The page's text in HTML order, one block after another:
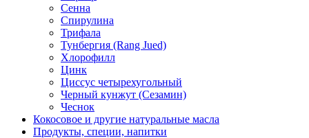
Сенна
Спирулина
Трифала
Тунбергия (Rang Jued)
Хлорофилл
Цинк
Циссус четырехугольный
Черный кунжут (Сезамин)
Чеснок
Кокосовое и другие натуральные масла
Продукты, специи, напитки